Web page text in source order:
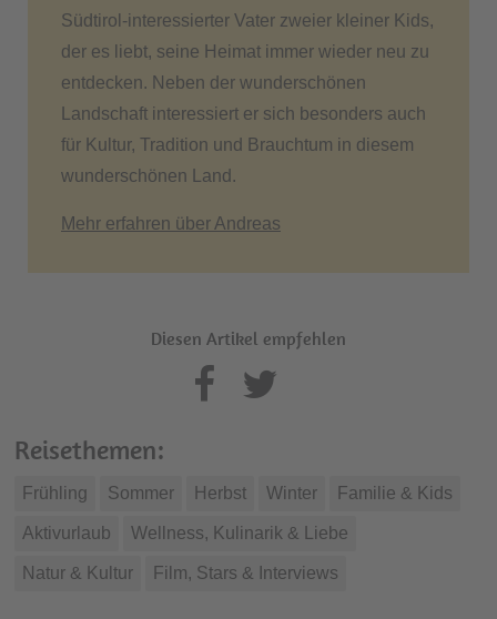
Südtirol-interessierter Vater zweier kleiner Kids,
der es liebt, seine Heimat immer wieder neu zu
entdecken. Neben der wunderschönen
Landschaft interessiert er sich besonders auch
für Kultur, Tradition und Brauchtum in diesem
wunderschönen Land.
Mehr erfahren über Andreas
Diesen Artikel empfehlen
Reisethemen:
Frühling Sommer Herbst Winter Familie & Kids
Aktivurlaub Wellness, Kulinarik & Liebe
Natur & Kultur Film, Stars & Interviews